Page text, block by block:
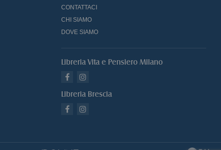
CONTATTACI
CHI SIAMO
DOVE SIAMO
Libreria Vita e Pensiero Milano
Libreria Brescia